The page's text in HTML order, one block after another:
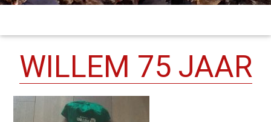
WILLEM 75 JAAR